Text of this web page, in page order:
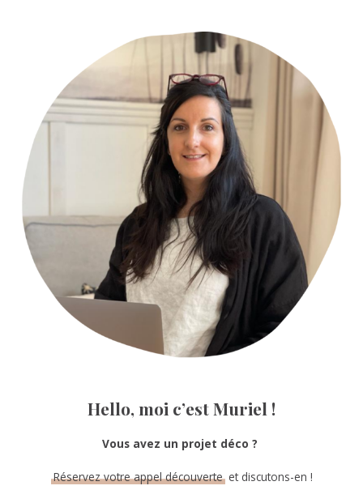
Sidebar
Hello, moi c’est Muriel !
Vous avez un projet déco ?
Réservez votre appel découverteet discutons-en !